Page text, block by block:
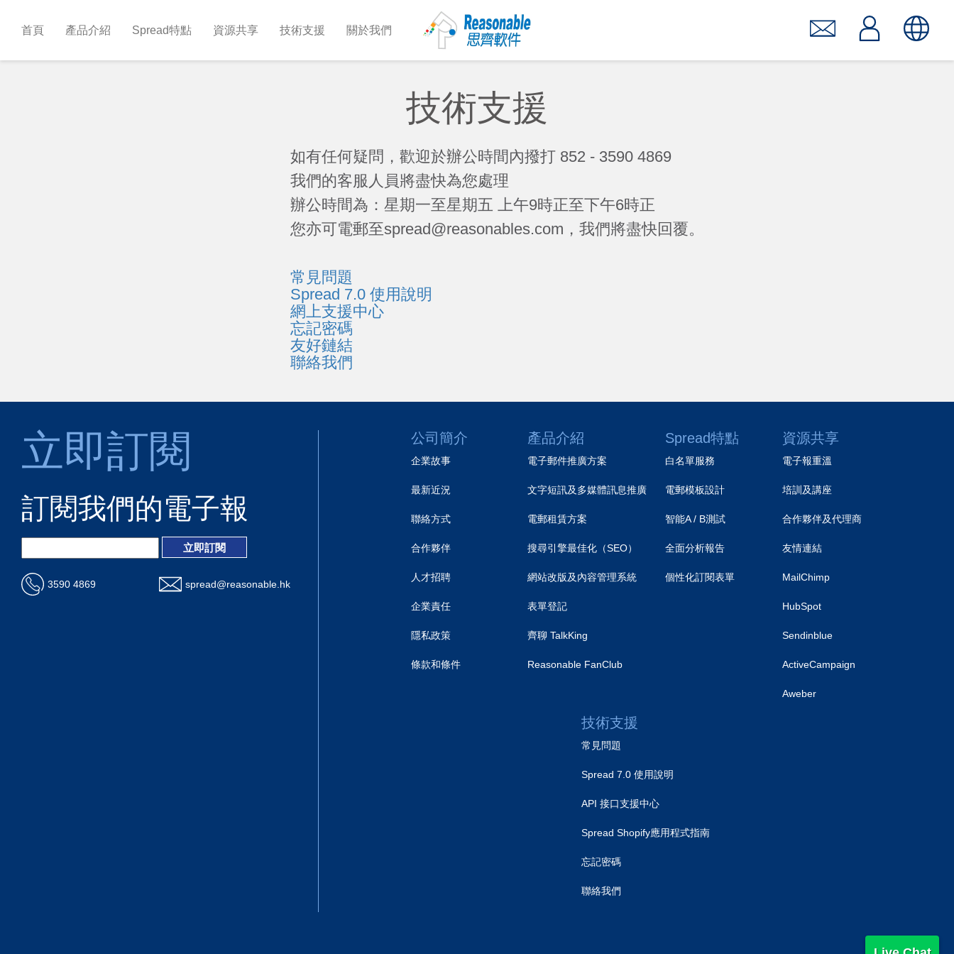
首頁 產品介紹 Spread特點 資源共享 技術支援 關於我們
技術支援
如有任何疑問，歡迎於辦公時間內撥打 852 - 3590 4869
我們的客服人員將盡快為您處理
辦公時間為：星期一至星期五 上午9時正至下午6時正
您亦可電郵至spread@reasonables.com，我們將盡快回覆。
常見問題
Spread 7.0 使用說明
網上支援中心
忘記密碼
友好鏈結
聯絡我們
立即訂閱
訂閱我們的電子報
3590 4869 spread@reasonable.hk
公司簡介
企業故事
最新近況
聯絡方式
合作夥伴
人才招聘
企業責任
隱私政策
條款和條件
產品介紹
電子郵件推廣方案
文字短訊及多媒體訊息推廣
電郵租賃方案
搜尋引擎最佳化（SEO）
網站改版及內容管理系統
表單登記
齊聊 TalkKing
Reasonable FanClub
Spread特點
白名單服務
電郵模板設計
智能A / B測試
全面分析報告
個性化訂閱表單
資源共享
電子報重溫
培訓及講座
合作夥伴及代理商
友情連結
MailChimp
HubSpot
Sendinblue
ActiveCampaign
Aweber
技術支援
常見問題
Spread 7.0 使用說明
API 接口支援中心
Spread Shopify應用程式指南
忘記密碼
聯絡我們